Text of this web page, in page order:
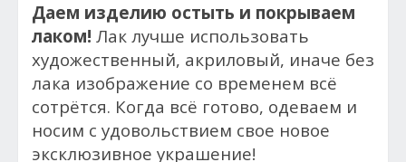
Даем изделию остыть и покрываем
лаком! Лак лучше использовать
художественный, акриловый, иначе без
лака изображение со временем всё
сотрётся. Когда всё готово, одеваем и
носим с удовольствием свое новое
эксклюзивное украшение!